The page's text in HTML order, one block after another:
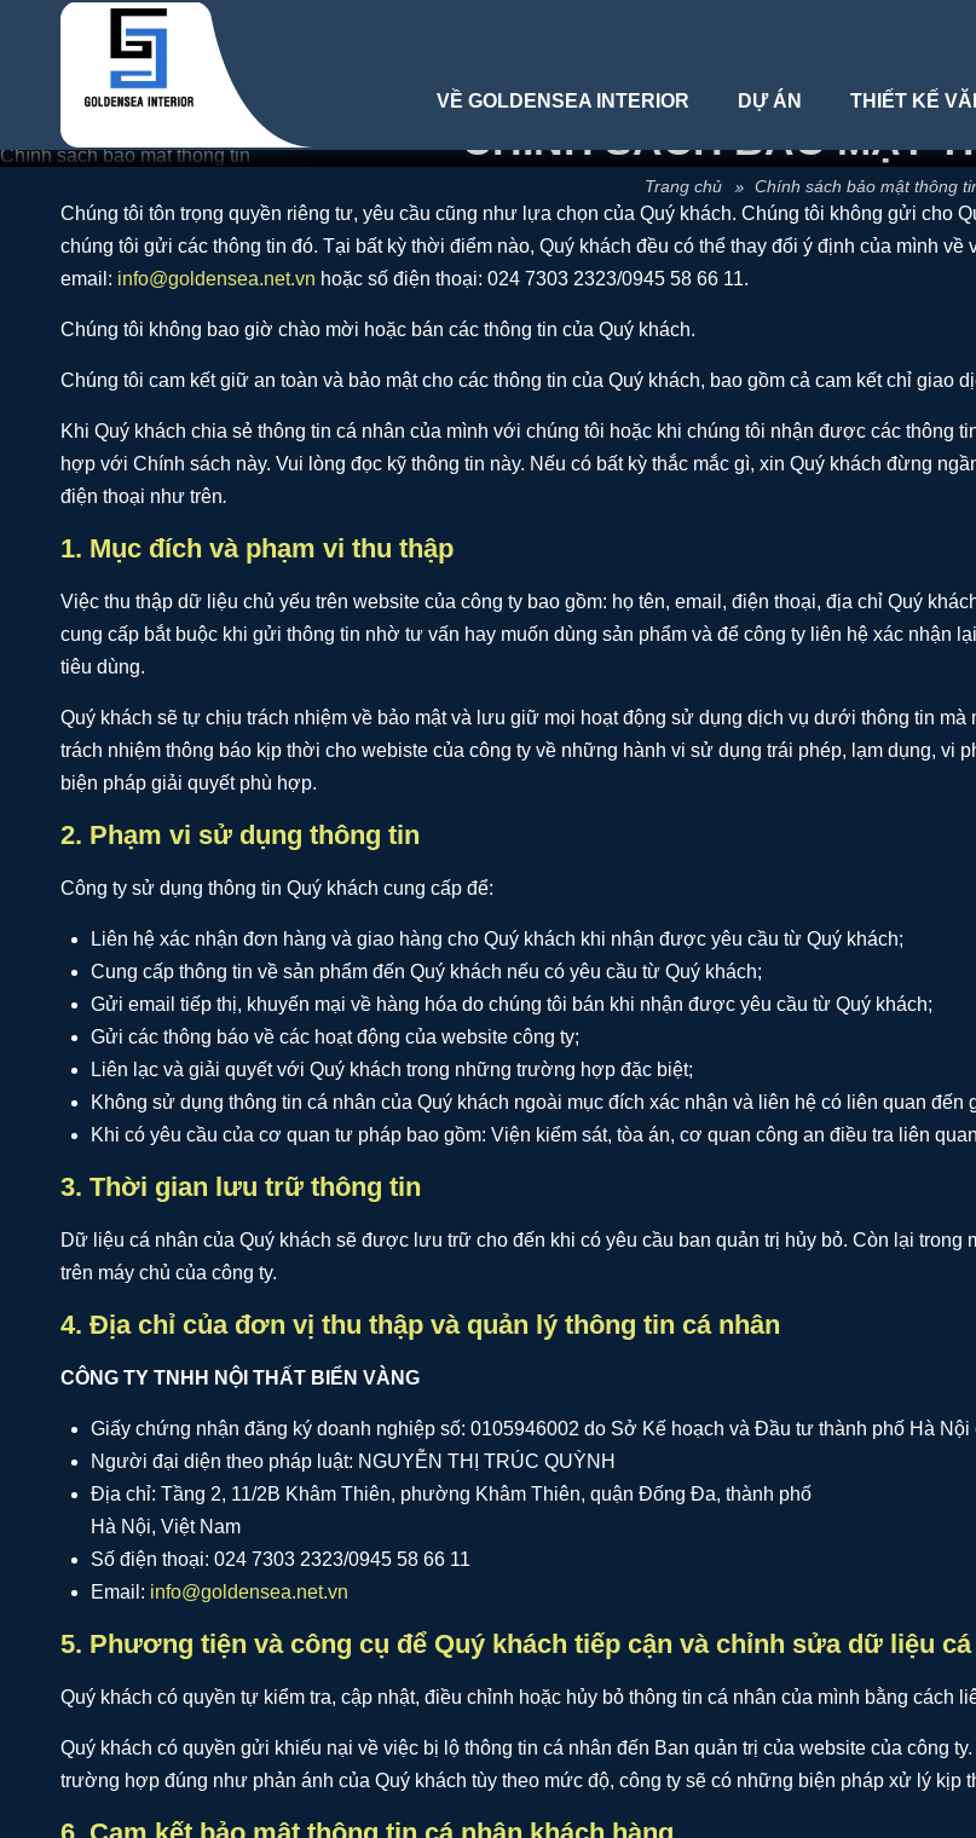
VỀ GOLDENSEA INTERIOR DỰ ÁN THIẾT KẾ
CHÍNH SÁCH BẢO MẬT
trang chủ chính sách bảo mật thông
Chúng tôi tôn trọng quyền riêng tư, yêu cầu cũng như lựa chọn của Quý khách. Chúng tôi không gửi cho
chúng tôi gửi các thông tin đó. Tại bất kỳ thời điểm nào, Quý khách đều có thể thay đổi ý định của mình
email: info@goldensea.net.vn hoặc số điện thoại: 024 7303 2323/0945 58 66 11.
Chúng tôi không bao giờ chào mời hoặc bán các thông tin của Quý khách.
Chúng tôi cam kết giữ an toàn và bảo mật cho các thông tin của Quý khách, bao gồm cả cam kết chỉ giao
Khi Quý khách chia sẻ thông tin cá nhân của mình với chúng tôi hoặc khi chúng tôi nhận được các thông
hợp với Chính sách này. Vui lòng đọc kỹ thông tin này. Nếu có bất kỳ thắc mắc gì, xin Quý khách đừng
điện thoại như trên.
1. Mục đích và phạm vi thu thập
Việc thu thập dữ liệu chủ yếu trên website của công ty bao gồm: họ tên, email, điện thoại, địa chỉ Quý
cung cấp bắt buộc khi gửi thông tin nhờ tư vấn hay muốn dùng sản phẩm và để công ty liên hệ xác nhận
tiêu dùng.
Quý khách sẽ tự chịu trách nhiệm về bảo mật và lưu giữ mọi hoạt động sử dụng dịch vụ dưới thông tin
trách nhiệm thông báo kịp thời cho webiste của công ty về những hành vi sử dụng trái phép, lạm dụng, vi
biện pháp giải quyết phù hợp.
2. Phạm vi sử dụng thông tin
Công ty sử dụng thông tin Quý khách cung cấp để:
Liên hệ xác nhận đơn hàng và giao hàng cho Quý khách khi nhận được yêu cầu từ Quý khách;
Cung cấp thông tin về sản phẩm đến Quý khách nếu có yêu cầu từ Quý khách;
Gửi email tiếp thị, khuyến mại về hàng hóa do chúng tôi bán khi nhận được yêu cầu từ Quý khách;
Gửi các thông báo về các hoạt động của website công ty;
Liên lạc và giải quyết với Quý khách trong những trường hợp đặc biệt;
Không sử dụng thông tin cá nhân của Quý khách ngoài mục đích xác nhận và liên hệ có liên quan đến
Khi có yêu cầu của cơ quan tư pháp bao gồm: Viện kiểm sát, tòa án, cơ quan công an điều tra liên
3. Thời gian lưu trữ thông tin
Dữ liệu cá nhân của Quý khách sẽ được lưu trữ cho đến khi có yêu cầu ban quản trị hủy bỏ. Còn lại
trên máy chủ của công ty.
4. Địa chỉ của đơn vị thu thập và quản lý thông tin cá nhân
CÔNG TY TNHH NỘI THẤT BIỂN VÀNG
Giấy chứng nhận đăng ký doanh nghiệp số: 0105946002 do Sở Kế hoạch và Đầu tư thành phố Hà Nội
Người đại diện theo pháp luật: NGUYỄN THỊ TRÚC QUỲNH
Địa chỉ: Tầng 2, 11/2B Khâm Thiên, phường Khâm Thiên, quận Đống Đa, thành phố
Hà Nội, Việt Nam
Số điện thoại: 024 7303 2323/0945 58 66 11
Email: info@goldensea.net.vn
5. Phương tiện và công cụ để Quý khách tiếp cận và chỉnh sửa dữ liệu
Quý khách có quyền tự kiểm tra, cập nhật, điều chỉnh hoặc hủy bỏ thông tin cá nhân của mình bằng cách
Quý khách có quyền gửi khiếu nại về việc bị lộ thông tin cá nhân đến Ban quản trị của website của công
trường hợp đúng như phản ánh của Quý khách tùy theo mức độ, công ty sẽ có những biện pháp xử lý kịp